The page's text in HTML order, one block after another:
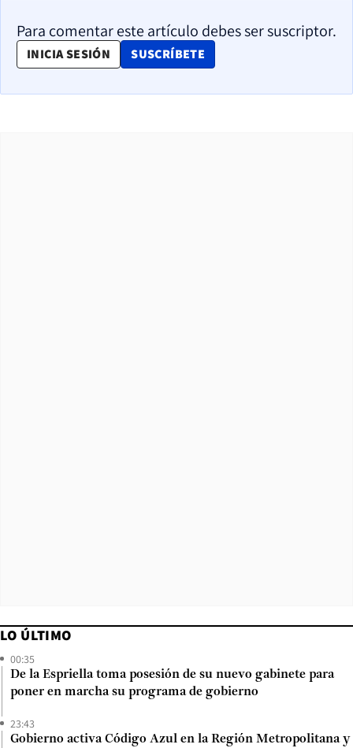
Para comentar este artículo debes ser suscriptor.
INICIA SESIÓN SUSCRÍBETE
OPENS IN NEW WINDOW
LO ÚLTIMO
00:35
De la Espriella toma posesión de su nuevo gabinete para
poner en marcha su programa de gobierno
23:43
Gobierno activa Código Azul en la Región Metropolitana y